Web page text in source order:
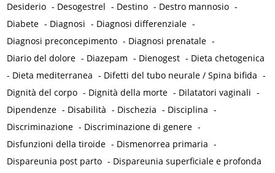
Desiderio - Desogestrel - Destino - Destro mannosio -
Diabete - Diagnosi - Diagnosi differenziale -
Diagnosi preconcepimento - Diagnosi prenatale -
Diario del dolore - Diazepam - Dienogest - Dieta chetogenica
- Dieta mediterranea - Difetti del tubo neurale / Spina bifida -
Dignità del corpo - Dignità della morte - Dilatatori vaginali -
Dipendenze - Disabilità - Dischezia - Disciplina -
Discriminazione - Discriminazione di genere -
Disfunzioni della tiroide - Dismenorrea primaria -
Dispareunia post parto - Dispareunia superficiale e profonda